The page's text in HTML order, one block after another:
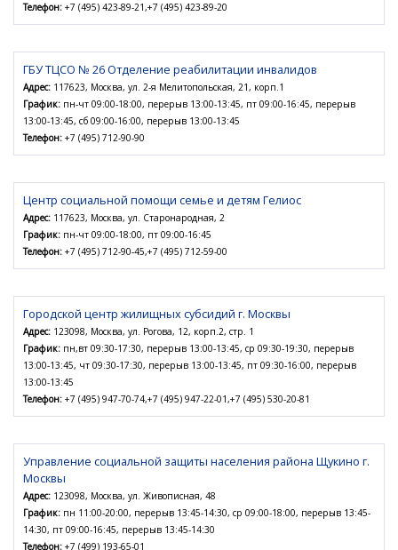
Телефон: +7 (495) 423-89-21,+7 (495) 423-89-20
ГБУ ТЦСО № 26 Отделение реабилитации инвалидов
Адрес: 117623, Москва, ул. 2-я Мелитопольская, 21, корп.1
График: пн-чт 09:00-18:00, перерыв 13:00-13:45, пт 09:00-16:45, перерыв
13:00-13:45, сб 09:00-16:00, перерыв 13:00-13:45
Телефон: +7 (495) 712-90-90
Центр социальной помощи семье и детям Гелиос
Адрес: 117623, Москва, ул. Старонародная, 2
График: пн-чт 09:00-18:00, пт 09:00-16:45
Телефон: +7 (495) 712-90-45,+7 (495) 712-59-00
Городской центр жилищных субсидий г. Москвы
Адрес: 123098, Москва, ул. Рогова, 12, корп.2, стр. 1
График: пн,вт 09:30-17:30, перерыв 13:00-13:45, ср 09:30-19:30, перерыв
13:00-13:45, чт 09:30-17:30, перерыв 13:00-13:45, пт 09:30-16:00, перерыв
13:00-13:45
Телефон: +7 (495) 947-70-74,+7 (495) 947-22-01,+7 (495) 530-20-81
Управление социальной защиты населения района Щукино г.
Москвы
Адрес: 123098, Москва, ул. Живописная, 48
График: пн 11:00-20:00, перерыв 13:45-14:30, ср 09:00-18:00, перерыв 13:45-
14:30, пт 09:00-16:45, перерыв 13:45-14:30
Телефон: +7 (499) 193-65-01